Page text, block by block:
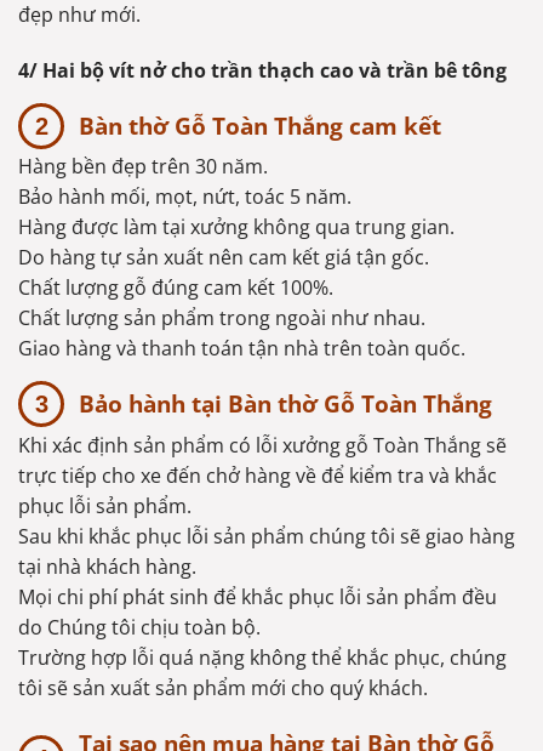
đẹp như mới.
4/ Hai bộ vít nở cho trần thạch cao và trần bê tông
Bàn thờ Gỗ Toàn Thắng cam kết
Hàng bền đẹp trên 30 năm.
Bảo hành mối, mọt, nứt, toác 5 năm.
Hàng được làm tại xưởng không qua trung gian.
Do hàng tự sản xuất nên cam kết giá tận gốc.
Chất lượng gỗ đúng cam kết 100%.
Chất lượng sản phẩm trong ngoài như nhau.
Giao hàng và thanh toán tận nhà trên toàn quốc.
Bảo hành tại Bàn thờ Gỗ Toàn Thắng
Khi xác định sản phẩm có lỗi xưởng gỗ Toàn Thắng sẽ
trực tiếp cho xe đến chở hàng về để kiểm tra và khắc
phục lỗi sản phẩm.
Sau khi khắc phục lỗi sản phẩm chúng tôi sẽ giao hàng
tại nhà khách hàng.
Mọi chi phí phát sinh để khắc phục lỗi sản phẩm đều
do Chúng tôi chịu toàn bộ.
Trường hợp lỗi quá nặng không thể khắc phục, chúng
tôi sẽ sản xuất sản phẩm mới cho quý khách.
Tại sao nên mua hàng tại Bàn thờ Gỗ